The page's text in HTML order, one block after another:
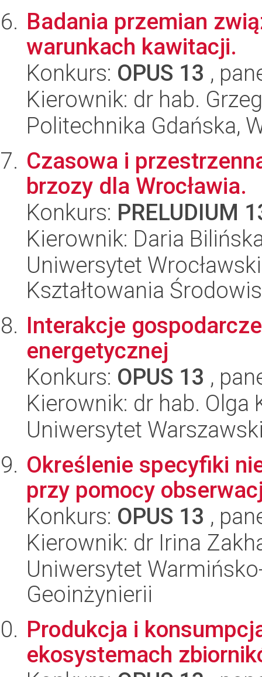
Badania przemian
warunkach kawitacji.
Konkurs: OPUS 13 ,
Kierownik: dr hab.
Politechnika Gdańska,
Czasowa i
brzozy dla Wrocławia.
Konkurs: PRELUDIUM
Kierownik: Daria
Uniwersytet
Kształtowania
Interakcje
energetycznej
Konkurs: OPUS 13 ,
Kierownik: dr hab. Olga
Uniwersytet
Określenie specyfiki
przy pomocy
Konkurs: OPUS 13 ,
Kierownik: dr Irina
Uniwersytet
Geoinżynierii
Produkcja i
ekosystemach